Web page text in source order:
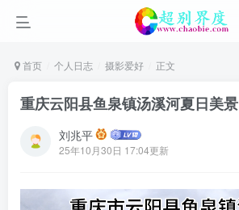
首页 个人日志 摄影爱好 正文
重庆云阳县鱼泉镇汤溪河夏日美景
刘兆平
25年10月30日 17:04更新